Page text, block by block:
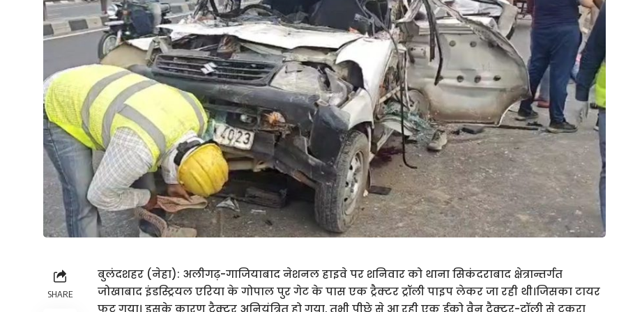
SHARE
बुलंदशहर (नेहा): अलीगढ़-गाजियाबाद नेशनल हाइवे पर शनिवार को थाना सिकंदराबाद क्षेत्रान्तर्गत
जोखाबाद इंडस्ट्रियल एरिया के गोपाल पुर गेट के पास एक ट्रैक्टर ट्रॉली पाइप लेकर जा रही थी।जिसका टायर
फट गया। इसके कारण ट्रैक्टर अनियंत्रित हो गया, तभी पीछे से आ रही एक ईको वैन ट्रैक्टर-ट्रॉली से टकरा